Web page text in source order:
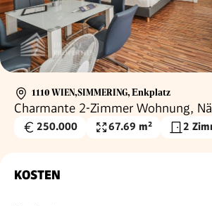
1110 WIEN,SIMMERING, Enkplatz
Charmante 2-Zimmer Wohnung,
Kaufpreis
250.000
Wohnfläche
67.69 m² 2
KOSTEN